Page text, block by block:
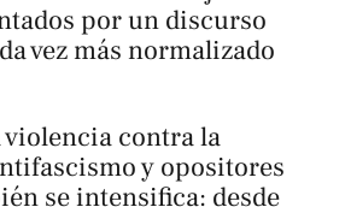
por un discurso
vez más normalizado
violencia contra la
y opositores
se intensifica: desde